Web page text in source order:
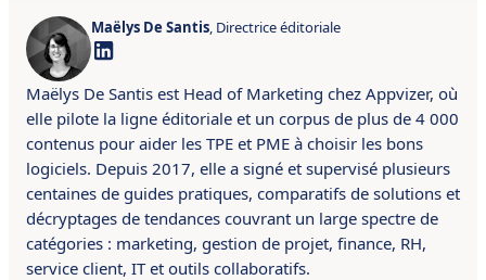
Maëlys De Santis, Directrice éditoriale
Maëlys De Santis est Head of Marketing chez Appvizer, où
elle pilote la ligne éditoriale et un corpus de plus de 4 000
contenus pour aider les TPE et PME à choisir les bons
logiciels. Depuis 2017, elle a signé et supervisé plusieurs
centaines de guides pratiques, comparatifs de solutions et
décryptages de tendances couvrant un large spectre de
catégories : marketing, gestion de projet, finance, RH,
service client, IT et outils collaboratifs.